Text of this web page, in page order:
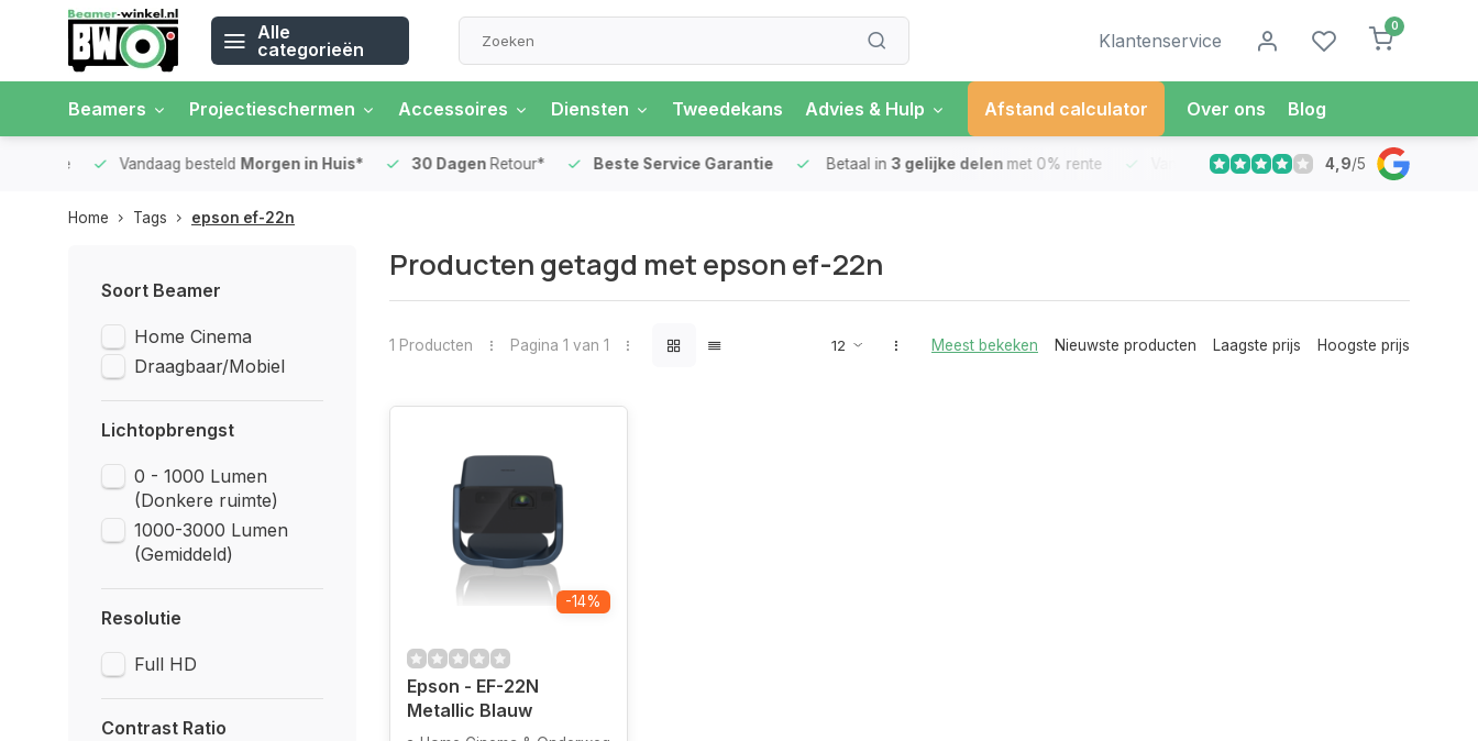
Alle
categorieën
Klantenservice
0
Beamers Projectieschermen Accessoires Diensten Tweedekans Advies & Hulp Afstand calculator Over ons Blog
Vandaag besteldMorgen in Huis* 30 DagenRetour* Beste Service Garantie Betaal in 3 gelijke delen met 0% rente Vandaag besteldMorgen in Huis*
4,9/5
Home Tags epson ef-22n
Soort Beamer
Home Cinema
Draagbaar/Mobiel
Lichtopbrengst
0 - 1000 Lumen
(Donkere ruimte)
1000-3000 Lumen
(Gemiddeld)
Resolutie
Full HD
Contrast Ratio
Producten getagd met epson ef-22n
1 Producten Pagina 1 van 1 Meest bekeken Nieuwste producten Laagste prijs Hoogste prijs
-14%
Epson - EF-22N
Metallic Blauw